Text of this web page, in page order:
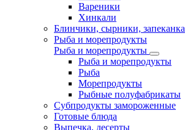
Вареники
Хинкали
Блинчики, сырники, запеканка
Рыба и морепродукты
Рыба и морепродукты
Рыба и морепродукты
Рыба
Морепродукты
Рыбные полуфабрикаты
Субпродукты замороженные
Готовые блюда
Выпечка, десерты